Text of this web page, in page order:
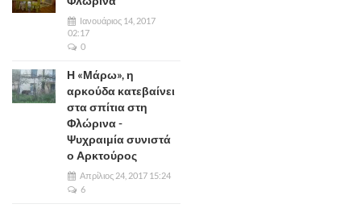
Ιανουάριος 14, 2017
02:17
0
Η «Μάρω», η
αρκούδα κατεβαίνει
στα σπίτια στη
Φλώρινα -
Ψυχραιμία συνιστά
ο Αρκτούρος
Απρίλιος 24, 2017 15:24
6